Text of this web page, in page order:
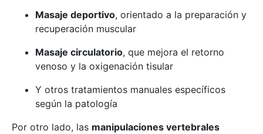
Masaje deportivo, orientado a la preparación y
recuperación muscular
Masaje circulatorio, que mejora el retorno
venoso y la oxigenación tisular
Y otros tratamientos manuales específicos
según la patología
Por otro lado, las manipulaciones vertebrales